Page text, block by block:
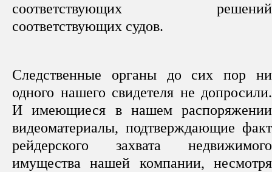
соответствующих решений
соответствующих судов.
Следственные органы до сих пор ни
одного нашего свидетеля не допросили.
И имеющиеся в нашем распоряжении
видеоматериалы, подтверждающие факт
рейдерского захвата недвижимого
имущества нашей компании, несмотря